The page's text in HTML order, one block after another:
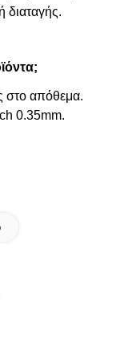
διαταγής.
στο απόθεμα.
0.35mm.